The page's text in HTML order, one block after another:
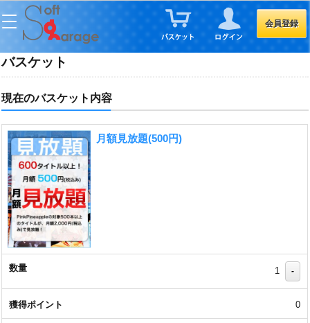
会員登録
バスケット
現在のバスケット内容
月額見放題(500円)
1 -
0